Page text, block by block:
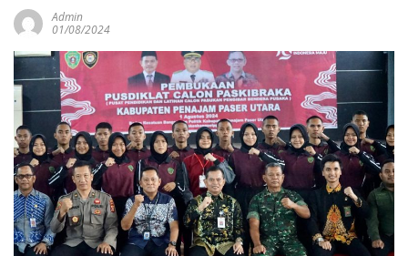
Admin
01/08/2024